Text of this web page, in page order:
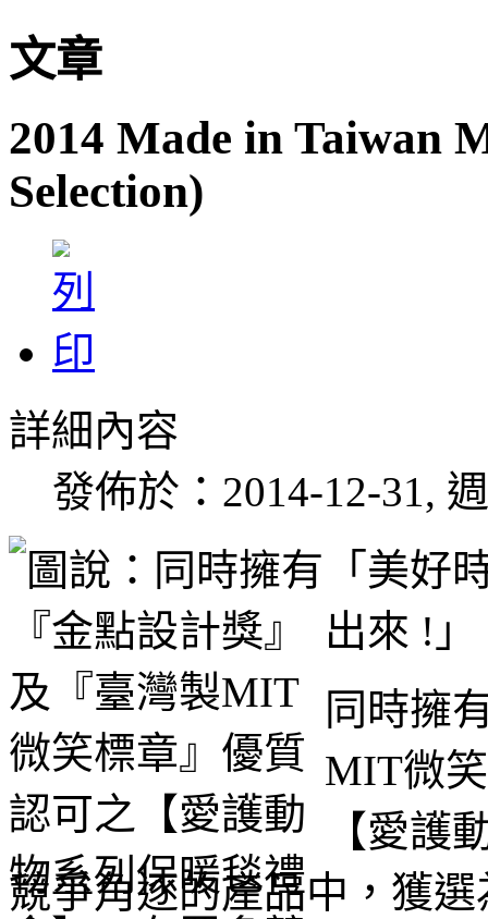
文章
2014 Made in Taiwan
Selection)
詳細內容
發佈於：2014-12-31,
「美好
出來 !」
同時擁
MIT微
【愛護
競爭角逐的產品中，獲